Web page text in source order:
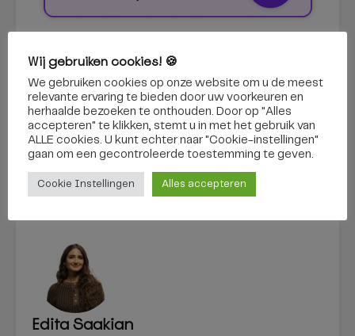
Edita Saakian
Wij gebruiken cookies! 🍪
We gebruiken cookies op onze website om u de meest
relevante ervaring te bieden door uw voorkeuren en
herhaalde bezoeken te onthouden. Door op "Alles
accepteren" te klikken, stemt u in met het gebruik van
ALLE cookies. U kunt echter naar "Cookie-instellingen"
gaan om een ​​gecontroleerde toestemming te geven.
Cookie Instellingen Alles accepteren